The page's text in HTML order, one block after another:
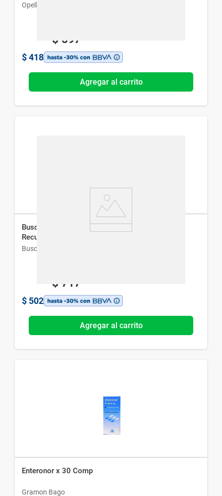
Opella Healthca
$ 597
$ 418
Agregar al carrito
Buscapina Compositum x 20 Comrpimidos
Recubiertos
Buscapina
$ 717
$ 502
Agregar al carrito
Enteronor x 30 Comp
Gramon Bago